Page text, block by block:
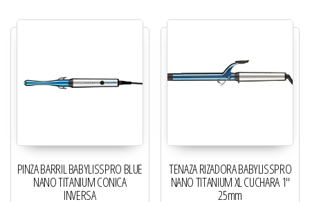
PINZA BARRIL BABYLISSPRO BLUE
NANO TITANIUM CONICA
INVERSA
TENAZA RIZADORA BABYLISSPRO
NANO TITANIUM XL CUCHARA 1″
25mm